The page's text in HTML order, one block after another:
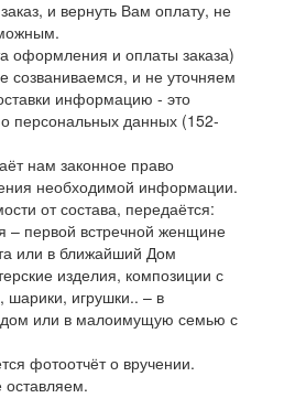
и вернуть Вам оплату, не
оформления и оплаты заказа)
созваниваемся, и не уточняем
информацию - это
персональных данных (152-
нам законное право
необходимой информации.
от состава, передаётся:
– первой встречной женщине
или в ближайший Дом
изделия, композиции с
шарики, игрушки.. – в
или в малоимущую семью с
фотоотчёт о вручении.